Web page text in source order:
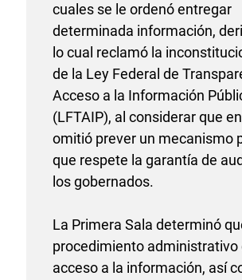
cuales se le ordenó entregar
determinada información,
lo cual reclamó la
de la Ley Federal de
Acceso a la Información
(LFTAIP), al considerar que
omitió prever un mecanismo
que respete la garantía de
los gobernados.
La Primera Sala determinó
procedimiento administrativo
acceso a la información, así